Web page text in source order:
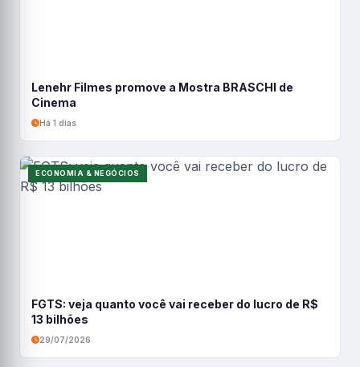
Lenehr Filmes promove a Mostra BRASCHI de
Cinema
Há 1 dias
ECONOMIA & NEGÓCIOS
FGTS: veja quanto você vai receber do lucro de R$
13 bilhões
29/07/2026